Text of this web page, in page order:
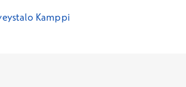
Kamppi